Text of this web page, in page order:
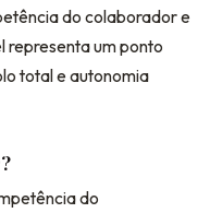
do colaborador e
representa um ponto
total e autonomia
do